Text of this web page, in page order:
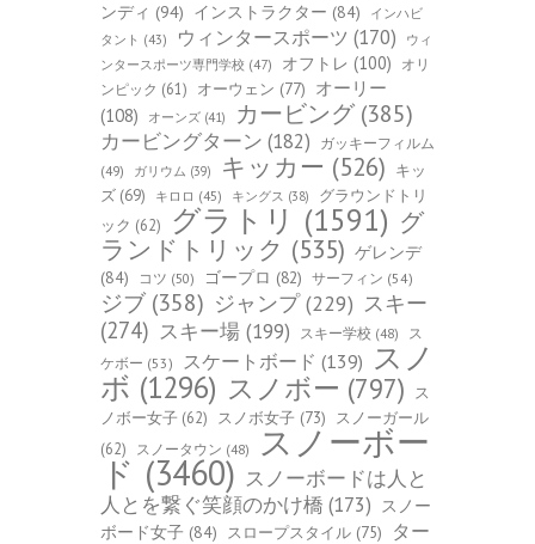
ンディ (94) インストラクター (84)
インハビ
タント (43) ウィンタースポーツ (170)
ウィ
ンタースポーツ専門学校 (47) オフトレ (100)
オリ
ンピック (61) オーウェン (77) オーリー
(108)
オーンズ (41) カービング (385)
カービングターン (182)
ガッキーフィルム
(49)
ガリウム (39) キッカー (526) キッ
ズ (69) キロロ (45) キングス (38)
グラウンドトリ
ック (62) グラトリ (1591) グ
ランドトリック (535) ゲレンデ
(84)
コツ (50) ゴープロ (82) サーフィン (54)
ジブ (358) ジャンプ(229) スキー
(274) スキー場 (199) スキー学校 (48)
ス
ケボー (53) スケートボード (139) スノ
ボ (1296) スノボー (797)
ス
ノボー女子 (62) スノボ女子 (73)
スノーガール
(62)
スノータウン (48) スノーボー
ド (3460) スノーボードは人と
人とを繋ぐ笑顔のかけ橋 (173) スノー
ボード女子 (84) スロープスタイル (75)
ター